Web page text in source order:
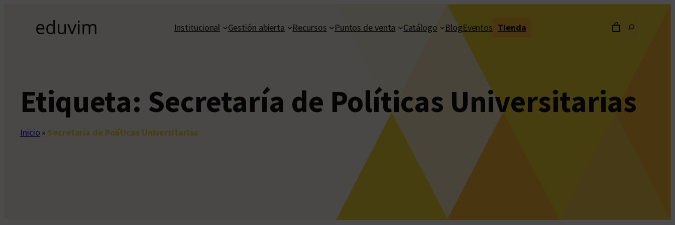
contenido
Institucional Gestión abierta Recursos Puntos de venta Catálogo BlogEventos Tienda
Etiqueta: Secretaría de Políticas Universitarias
Inicio » Secretaría de Políticas Universitarias